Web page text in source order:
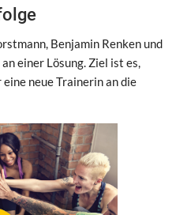
Benjamin Renken und
einer Lösung. Ziel ist es,
neue Trainerin an die